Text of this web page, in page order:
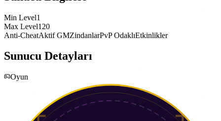
Min Level1
Max Level120
Anti-CheatAktif GMZindanlarPvP OdaklıEtkinlikler
Sunucu Detayları
Oyun